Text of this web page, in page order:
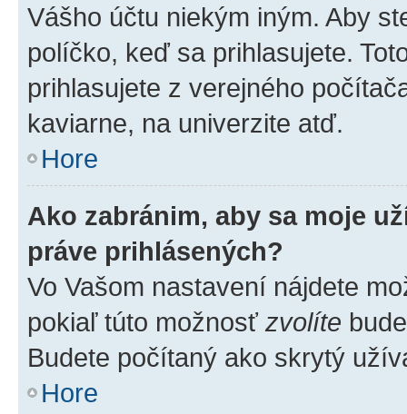
Vášho účtu niekým iným. Aby
políčko, keď sa prihlasujete.
prihlasujete z verejného
kaviarne, na univerzite atď.
Hore
Ako zabránim, aby sa moje
práve prihlásených?
Vo Vašom nastavení nájdete
pokiaľ túto možnosť zvolíte
Budete počítaný ako skrytý
Hore